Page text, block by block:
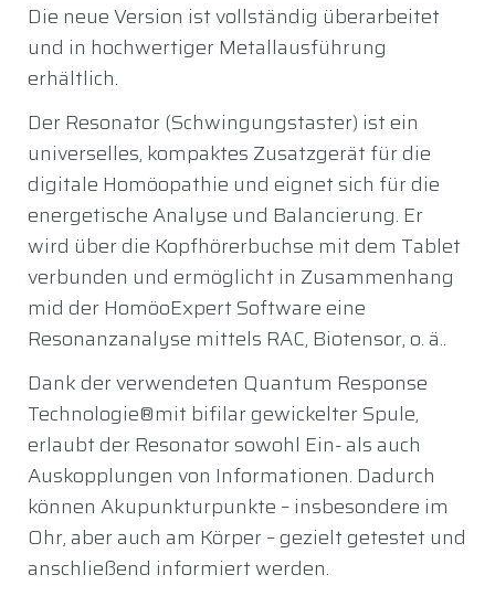
Die neue Version ist vollständig überarbeitet
und in hochwertiger Metallausführung
erhältlich.
Der Resonator (Schwingungstaster) ist ein
universelles, kompaktes Zusatzgerät für die
digitale Homöopathie und eignet sich für die
energetische Analyse und Balancierung. Er
wird über die Kopfhörerbuchse mit dem Tablet
verbunden und ermöglicht in Zusammenhang
mid der HomöoExpert Software eine
Resonanzanalyse mittels RAC, Biotensor, o. ä..
Dank der verwendeten Quantum Response
Technologie®️mit bifilar gewickelter Spule,
erlaubt der Resonator sowohl Ein- als auch
Auskopplungen von Informationen. Dadurch
können Akupunkturpunkte – insbesondere im
Ohr, aber auch am Körper – gezielt getestet und
anschließend informiert werden.